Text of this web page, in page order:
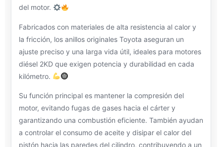
del motor.
Fabricados con materiales de alta resistencia al calor y
la fricción, los anillos originales Toyota aseguran un
ajuste preciso y una larga vida útil, ideales para motores
diésel 2KD que exigen potencia y durabilidad en cada
kilómetro.
Su función principal es mantener la compresión del
motor, evitando fugas de gases hacia el cárter y
garantizando una combustión eficiente. También ayudan
a controlar el consumo de aceite y disipar el calor del
pistón hacia las paredes del cilindro, contribuyendo a un